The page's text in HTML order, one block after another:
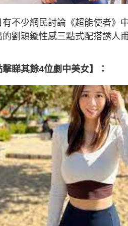
有不少網民討論《超能使者》
的劉穎鏇性感三點式配搭誘人
擊睇其餘4位劇中美女】：